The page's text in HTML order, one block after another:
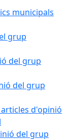
municipals
grup
del grup
del grup
d'opinió
del grup